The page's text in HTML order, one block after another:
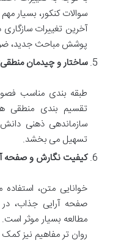
سوالات کنکور، بسیار
آخرین تغییرات
پوشش مباحث جدید،
ساختار و چیدمان
طبقه بندی مناسب
تقسیم بندی
سازماندهی ذهنی
تسهیل می بخشد.
کیفیت نگارش و صفحه
خوانایی متن،
صفحه آرایی جذاب،
مطالعه بسیار موثر
روان تر مفاهیم نیز